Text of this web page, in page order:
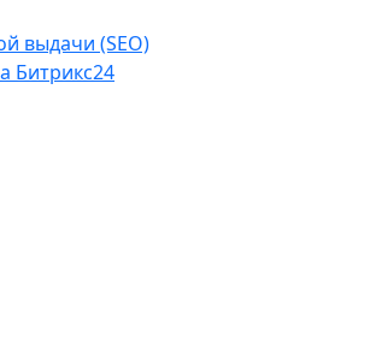
выдачи (SEO)
Битрикс24